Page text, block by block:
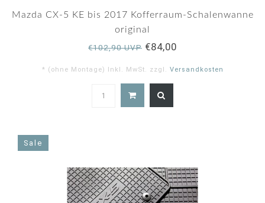
rating
Mazda CX-5 KE bis 2017 Kofferraum-Schalenwanne
original
€102,90 UVP €84,00
* (ohne Montage) Inkl. MwSt. zzgl. Versandkosten
Sale